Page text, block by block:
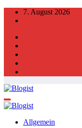
Zum
Inhalt
7. August 2026
Allgemein